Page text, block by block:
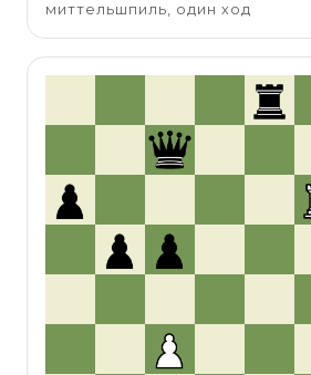
миттельшпиль, один ход